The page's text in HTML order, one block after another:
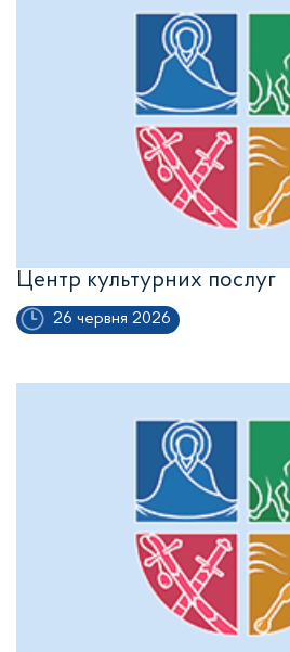
Центр культурних послуг
26 червня 2026